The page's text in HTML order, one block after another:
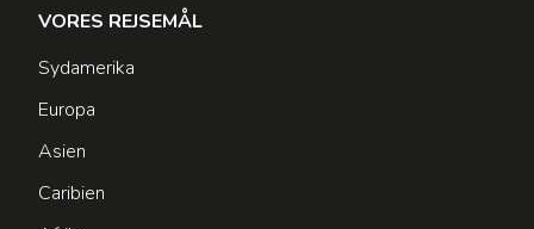
VORES REJSEMÅL
Sydamerika
Europa
Asien
Caribien